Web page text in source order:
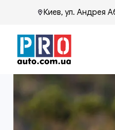
Киев, ул. Андрея